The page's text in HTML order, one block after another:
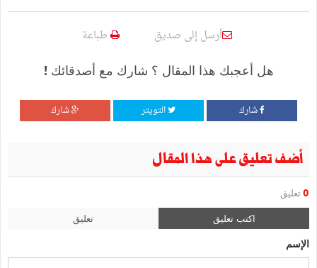
أرسل إلى صديق طباعة
هل أعجبك هذا المقال ؟ شارك مع أصدقائك !
شارك التويتر شارك
أضف تعليق على هذا المقال
0 تعليق
اكتب تعليق تعليق
الإسم